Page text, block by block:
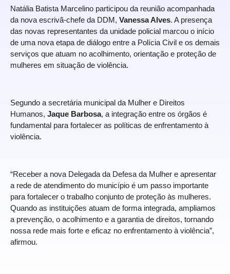
Natália Batista Marcelino participou da reunião acompanhada
da nova escrivã-chefe da DDM, Vanessa Alves. A presença
das novas representantes da unidade policial marcou o início
de uma nova etapa de diálogo entre a Polícia Civil e os demais
serviços que atuam no acolhimento, orientação e proteção de
mulheres em situação de violência.
Segundo a secretária municipal da Mulher e Direitos
Humanos, Jaque Barbosa, a integração entre os órgãos é
fundamental para fortalecer as políticas de enfrentamento à
violência.
“Receber a nova Delegada da Defesa da Mulher e apresentar
a rede de atendimento do município é um passo importante
para fortalecer o trabalho conjunto de proteção às mulheres.
Quando as instituições atuam de forma integrada, ampliamos
a prevenção, o acolhimento e a garantia de direitos, tornando
nossa rede mais forte e eficaz no enfrentamento à violência”,
afirmou.